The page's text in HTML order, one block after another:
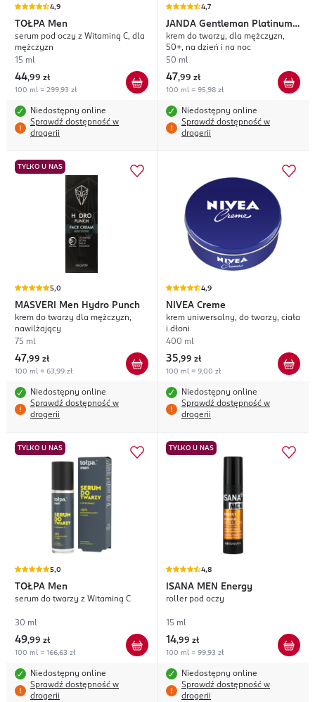
4,9
TOŁPA Men
serum pod oczy z Witaminą C, dla
mężczyzn
15 ml
44,99 zł
100 ml = 299,93 zł
Niedostępny online
Sprawdź dostępność w
drogerii
4,7
JANDA Gentleman Platinum
Carrier
krem do twarzy, dla mężczyzn,
50+, na dzień i na noc
50 ml
47,99 zł
100 ml = 95,98 zł
Niedostępny online
Sprawdź dostępność w
drogerii
TYLKO U NAS
5,0
MASVERI Men Hydro Punch
krem do twarzy dla mężczyzn,
nawilżający
75 ml
47,99 zł
100 ml = 63,99 zł
Niedostępny online
Sprawdź dostępność w
drogerii
4,9
NIVEA Creme
krem uniwersalny, do twarzy, ciała
i dłoni
400 ml
35,99 zł
100 ml = 9,00 zł
Niedostępny online
Sprawdź dostępność w
drogerii
TYLKO U NAS
5,0
TOŁPA Men
serum do twarzy z Witaminą C
30 ml
49,99 zł
100 ml = 166,63 zł
Niedostępny online
Sprawdź dostępność w
drogerii
TYLKO U NAS
4,8
ISANA MEN Energy
roller pod oczy
15 ml
14,99 zł
100 ml = 99,93 zł
Niedostępny online
Sprawdź dostępność w
drogerii